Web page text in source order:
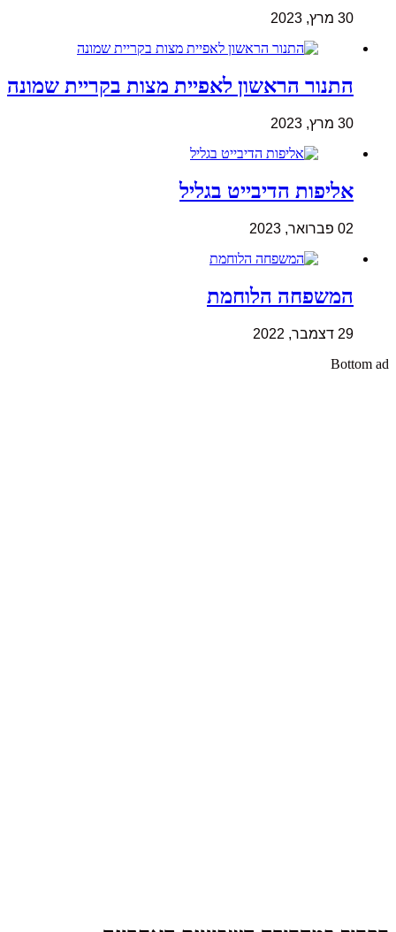
30 מרץ, 2023
התנור הראשון לאפיית מצות בקריית שמונה
30 מרץ, 2023
אליפות הדיבייט בגליל
02 פברואר, 2023
המשפחה הלוחמת
29 דצמבר, 2022
Bottom ad